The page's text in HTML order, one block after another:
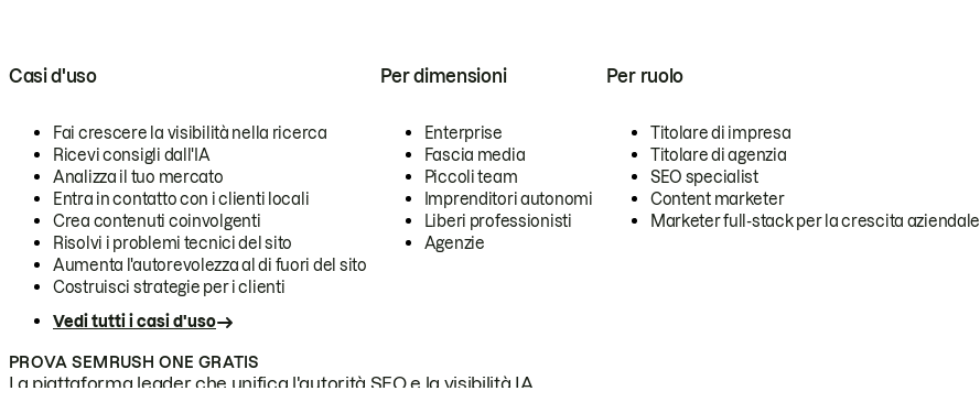
Casi d'uso
Fai crescere la visibilità nella ricerca
Ricevi consigli dall'IA
Analizza il tuo mercato
Entra in contatto con i clienti locali
Crea contenuti coinvolgenti
Risolvi i problemi tecnici del sito
Aumenta l'autorevolezza al di fuori del sito
Costruisci strategie per i clienti
Vedi tutti i casi d'uso
Per dimensioni
Enterprise
Fascia media
Piccoli team
Imprenditori autonomi
Liberi professionisti
Agenzie
Per ruolo
Titolare di impresa
Titolare di agenzia
SEO specialist
Content marketer
Marketer full-stack per la crescita aziendale
PROVA SEMRUSH ONE GRATIS
La piattaforma leader che unifica l'autorità SEO e la visibilità IA.